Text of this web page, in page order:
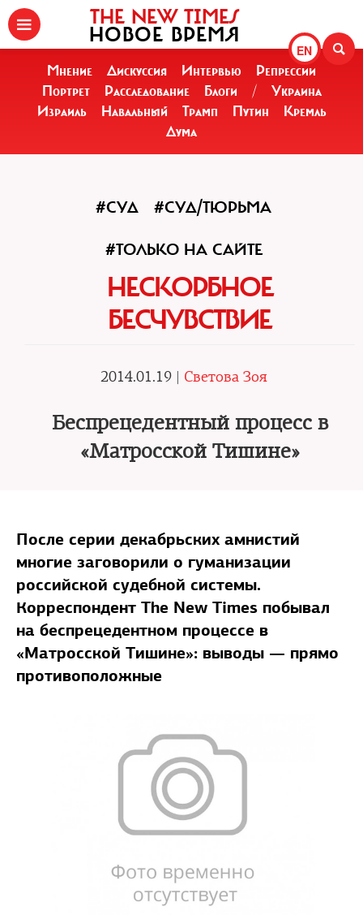
EN
THE NEW TIMES
НОВОЕ ВРЕМЯ
Мнение Дискуссия Интервью
Репрессии
Портрет
Расследование Блоги /
Украина
Израиль
Навальный Трамп Путин
Кремль
Дума
#СУД #СУД/ТЮРЬМА
#ТОЛЬКО НА САЙТЕ
НЕСКОРБНОЕ
БЕСЧУВСТВИЕ
2014.01.19 | Светова Зоя
Беспрецедентный процесс в
«Матросской Тишине»
После серии декабрьских амнистий
многие заговорили о гуманизации
российской судебной системы.
Корреспондент The New Times побывал
на беспрецедентном процессе в
«Матросской Тишине»: выводы — прямо
противоположные